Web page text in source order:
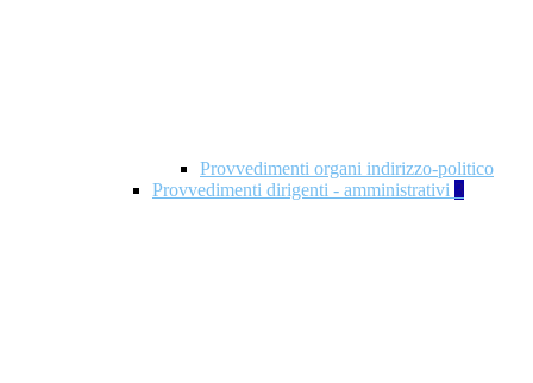
Provvedimenti organi indirizzo-politico
Provvedimenti dirigenti - amministrativi 3